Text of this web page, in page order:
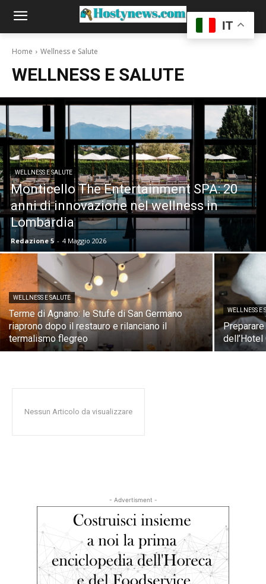
Home Wellness e Salute
WELLNESS E SALUTE
WELLNESS E SALUTE
Monticello The Entertainment SPA: 20
anni di innovazione nel wellness in
Lombardia
Redazione 5 - 4 Maggio 2026
WELLNESS E SALUTE
Terme di Agnano: le Stufe di San Germano
riaprono dopo il restauro e rilanciano il
termalismo flegreo
WELLNESS E
Nessun Articolo da visualizzare
- Advertisment -
IT